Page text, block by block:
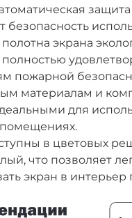
безопасность
экрана
пожарной
материалам и
для
в цветовых
что позволяет
экран в